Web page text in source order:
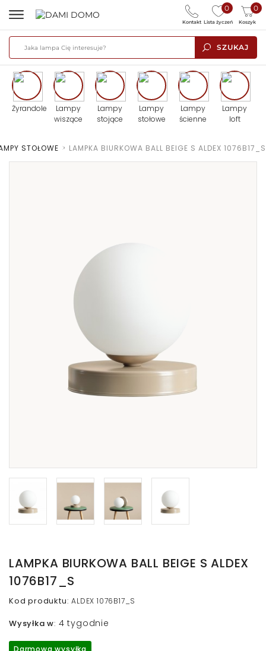
SZUKAJ
0
Lista życzeń
0
Koszyk
Kontakt
Żyrandole
Lampy
wiszące
Lampy
stojące
Lampy
stołowe
Lampy
ścienne
Lampy
loft
STOŁOWE > LAMPKA BIURKOWA BALL BEIGE S ALDEX 1076B17_S
LAMPKA BIURKOWA BALL BEIGE S ALDEX
1076B17_S
Kod produktu:ALDEX 1076B17_S
Wysyłka w: 4 tygodnie
Darmowa wysyłka